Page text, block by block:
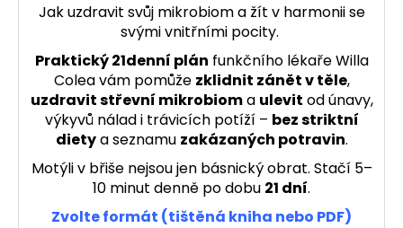
Jak uzdravit svůj mikrobiom a žít v harmonii se
svými vnitřními pocity.
Praktický 21denní plán funkčního lékaře Willa
Colea vám pomůže zklidnit zánět v těle,
uzdravit střevní mikrobioma ulevit od únavy,
výkyvů nálad i trávicích potíží – bez striktní
dietya seznamu zakázaných potravin.
Motýli v břiše nejsou jen básnický obrat. Stačí 5–
10 minut denně po dobu 21 dní.
Zvolte formát (tištěná kniha nebo PDF)